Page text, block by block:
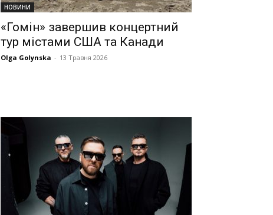
НОВИНИ
«Гомін» завершив концертний
тур містами США та Канади
Olga Golynska - 13 Травня 2026